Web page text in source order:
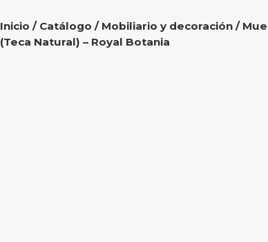
Inicio / Catálogo / Mobiliario y decoración/
(Teca Natural) – Royal Botania